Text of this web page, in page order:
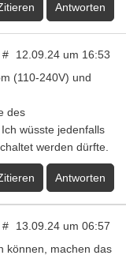
Antworten
# 12.09.24 um 16:53
(110-240V) und
des
wüsste jedenfalls
werden dürfte.
Antworten
# 13.09.24 um 06:57
können, machen das